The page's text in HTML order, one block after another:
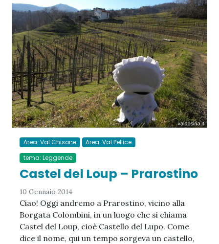
Area: Val Chisone
Area: Val Pellice
tema: Leggende
Castel del Loup – Prarostino
10 Gennaio 2014
Ciao! Oggi andremo a Prarostino, vicino alla
Borgata Colombini, in un luogo che si chiama
Castel del Loup, cioè Castello del Lupo. Come
dice il nome, qui un tempo sorgeva un castello,